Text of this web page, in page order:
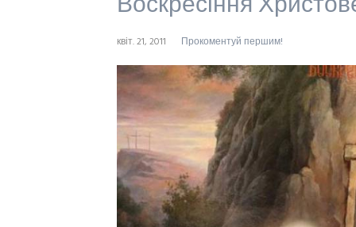
квіт. 21, 2011 Прокоментуй першим!